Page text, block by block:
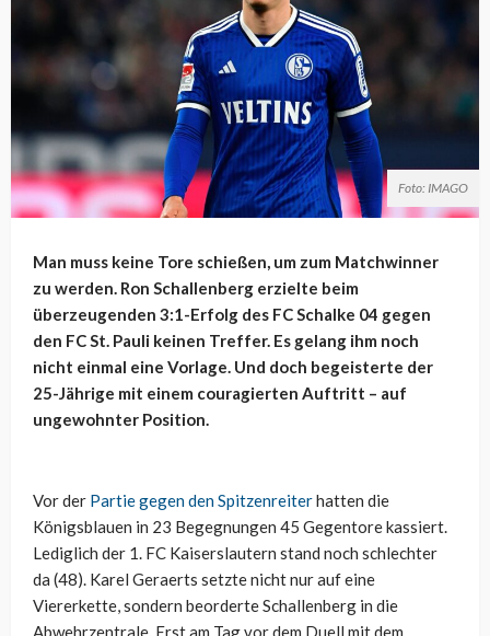
Foto: IMAGO
Man muss keine Tore schießen, um zum Matchwinner
zu werden. Ron Schallenberg erzielte beim
überzeugenden 3:1-Erfolg des FC Schalke 04 gegen
den FC St. Pauli keinen Treffer. Es gelang ihm noch
nicht einmal eine Vorlage. Und doch begeisterte der
25-Jährige mit einem couragierten Auftritt – auf
ungewohnter Position.
Vor der Partie gegen den Spitzenreiterhatten die
Königsblauen in 23 Begegnungen 45 Gegentore kassiert.
Lediglich der 1. FC Kaiserslautern stand noch schlechter
da (48). Karel Geraerts setzte nicht nur auf eine
Viererkette, sondern beorderte Schallenberg in die
Abwehrzentrale. Erst am Tag vor dem Duell mit dem